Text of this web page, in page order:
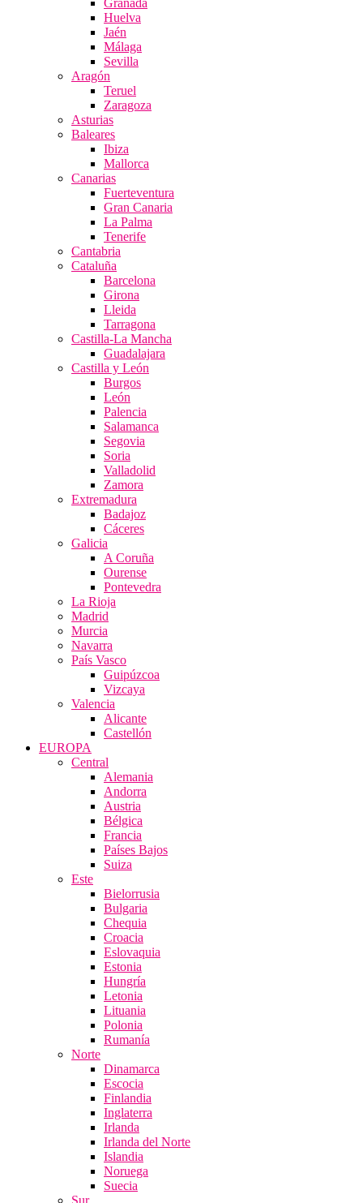
Granada
Huelva
Jaén
Málaga
Sevilla
Aragón
Teruel
Zaragoza
Asturias
Baleares
Ibiza
Mallorca
Canarias
Fuerteventura
Gran Canaria
La Palma
Tenerife
Cantabria
Cataluña
Barcelona
Girona
Lleida
Tarragona
Castilla-La Mancha
Guadalajara
Castilla y León
Burgos
León
Palencia
Salamanca
Segovia
Soria
Valladolid
Zamora
Extremadura
Badajoz
Cáceres
Galicia
A Coruña
Ourense
Pontevedra
La Rioja
Madrid
Murcia
Navarra
País Vasco
Guipúzcoa
Vizcaya
Valencia
Alicante
Castellón
EUROPA
Central
Alemania
Andorra
Austria
Bélgica
Francia
Países Bajos
Suiza
Este
Bielorrusia
Bulgaria
Chequia
Croacia
Eslovaquia
Estonia
Hungría
Letonia
Lituania
Polonia
Rumanía
Norte
Dinamarca
Escocia
Finlandia
Inglaterra
Irlanda
Irlanda del Norte
Islandia
Noruega
Suecia
Sur